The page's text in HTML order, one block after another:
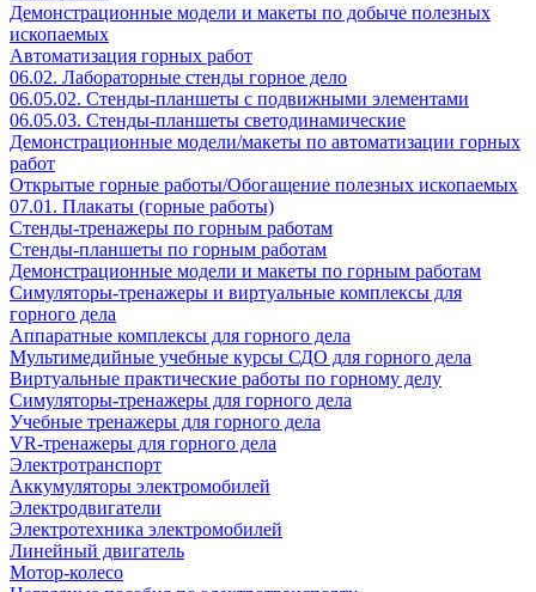
Демонстрационные модели и макеты по добыче полезных
ископаемых
Автоматизация горных работ
06.02. Лабораторные стенды горное дело
06.05.02. Стенды-планшеты с подвижными элементами
06.05.03. Стенды-планшеты светодинамические
Демонстрационные модели/макеты по автоматизации горных
работ
Открытые горные работы/Обогащение полезных ископаемых
07.01. Плакаты (горные работы)
Стенды-тренажеры по горным работам
Стенды-планшеты по горным работам
Демонстрационные модели и макеты по горным работам
Симуляторы-тренажеры и виртуальные комплексы для
горного дела
Аппаратные комплексы для горного дела
Мультимедийные учебные курсы СДО для горного дела
Виртуальные практические работы по горному делу
Симуляторы-тренажеры для горного дела
Учебные тренажеры для горного дела
VR-тренажеры для горного дела
Электротранспорт
Аккумуляторы электромобилей
Электродвигатели
Электротехника электромобилей
Линейный двигатель
Мотор-колесо